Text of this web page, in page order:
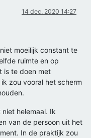
14 dec. 2020 14:27
moeilijk constant te
ruimte en op
is te doen met
zou vooral het scherm
helemaal. Ik
van de persoon uit het
In de praktijk zou